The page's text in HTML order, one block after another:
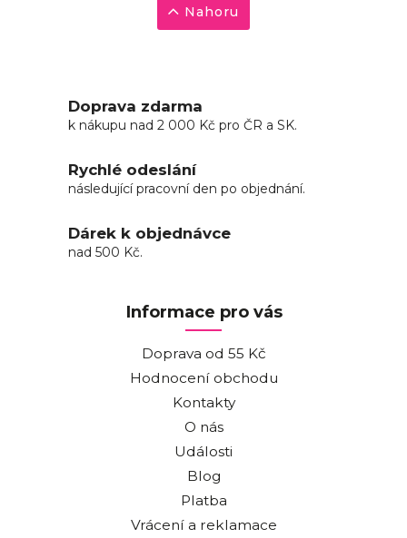
Nahoru
Doprava zdarma
k nákupu nad 2 000 Kč pro ČR a SK.
Rychlé odeslání
následující pracovní den po objednání.
Dárek k objednávce
nad 500 Kč.
Informace pro vás
Doprava od 55 Kč
Hodnocení obchodu
Kontakty
O nás
Události
Blog
Platba
Vrácení a reklamace